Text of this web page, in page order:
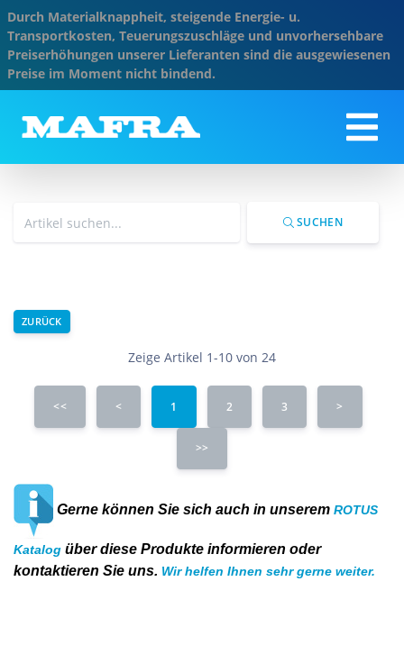
Durch Materialknappheit, steigende Energie- u.
Transportkosten, Teuerungszuschläge und unvorhersehbare
Preiserhöhungen unserer Lieferanten sind die ausgewiesenen
Preise im Moment nicht bindend.
SUCHEN
ZURÜCK
Zeige Artikel 1-10 von 24
<< < 1 2 3 >
>>
Gerne können Sie sich auch in unserem ROTUS
Katalog über diese Produkte informieren oder
kontaktieren Sie uns. Wir helfen Ihnen sehr gerne weiter.